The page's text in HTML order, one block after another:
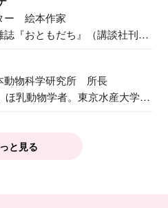
ー 絵本作家
『おともだち』（講談社刊）
物科学研究所 所長
ほ乳動物学者。東京水産大学卒
と見る